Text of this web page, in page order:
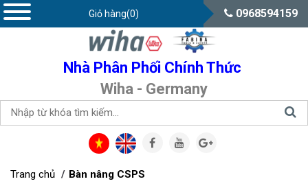
0968594159
Nhà Phân Phối Chính Thức
Wiha - Germany
Giỏ hàng(0)
Trang chủ Bàn nâng CSPS